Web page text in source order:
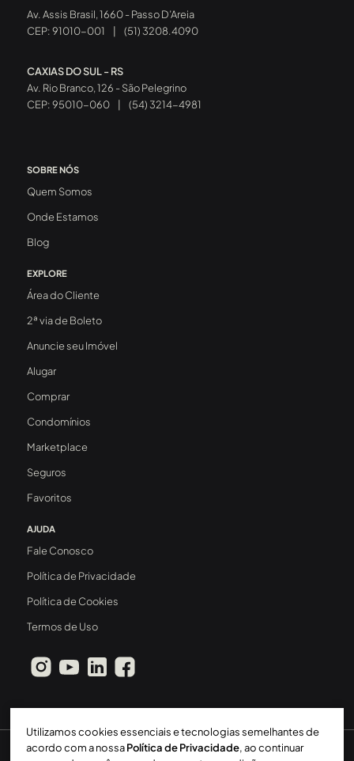
Av. Assis Brasil, 1660 - Passo D’Areia
CEP: 91010-001
(51) 3208.4090
CAXIAS DO SUL - RS
Av. Rio Branco, 126 - São Pelegrino
CEP: 95010-060
(54) 3214-4981
SOBRE NÓS
Quem Somos
Onde Estamos
Blog
EXPLORE
Área do Cliente
2ª via de Boleto
Anuncie seu Imóvel
Alugar
Comprar
Condomínios
Marketplace
Seguros
Favoritos
AJUDA
Fale Conosco
Política de Privacidade
Política de Cookies
Termos de Uso
Sperinde Gestão Imobiliária LTDA CRECI: 411J
Utilizamos cookies essenciais e tecnologias semelhantes de
acordo com a nossaPolítica de Privacidade, ao continuar